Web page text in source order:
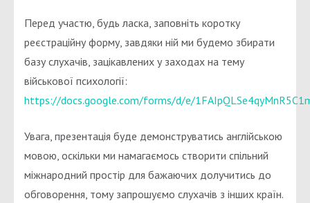
Перед участю, будь ласка, заповніть коротку
реєстраційну форму, завдяки ній ми будемо збирати
базу слухачів, зацікавлених у заходах на тему
військової психології:
https://docs.google.com/forms/d/e/
Увага, презентація буде демонструватись англійською
мовою, оскільки ми намагаємось створити спільний
міжнародний простір для бажаючих долучитись до
обговорення, тому запрошуємо слухачів з інших країн.